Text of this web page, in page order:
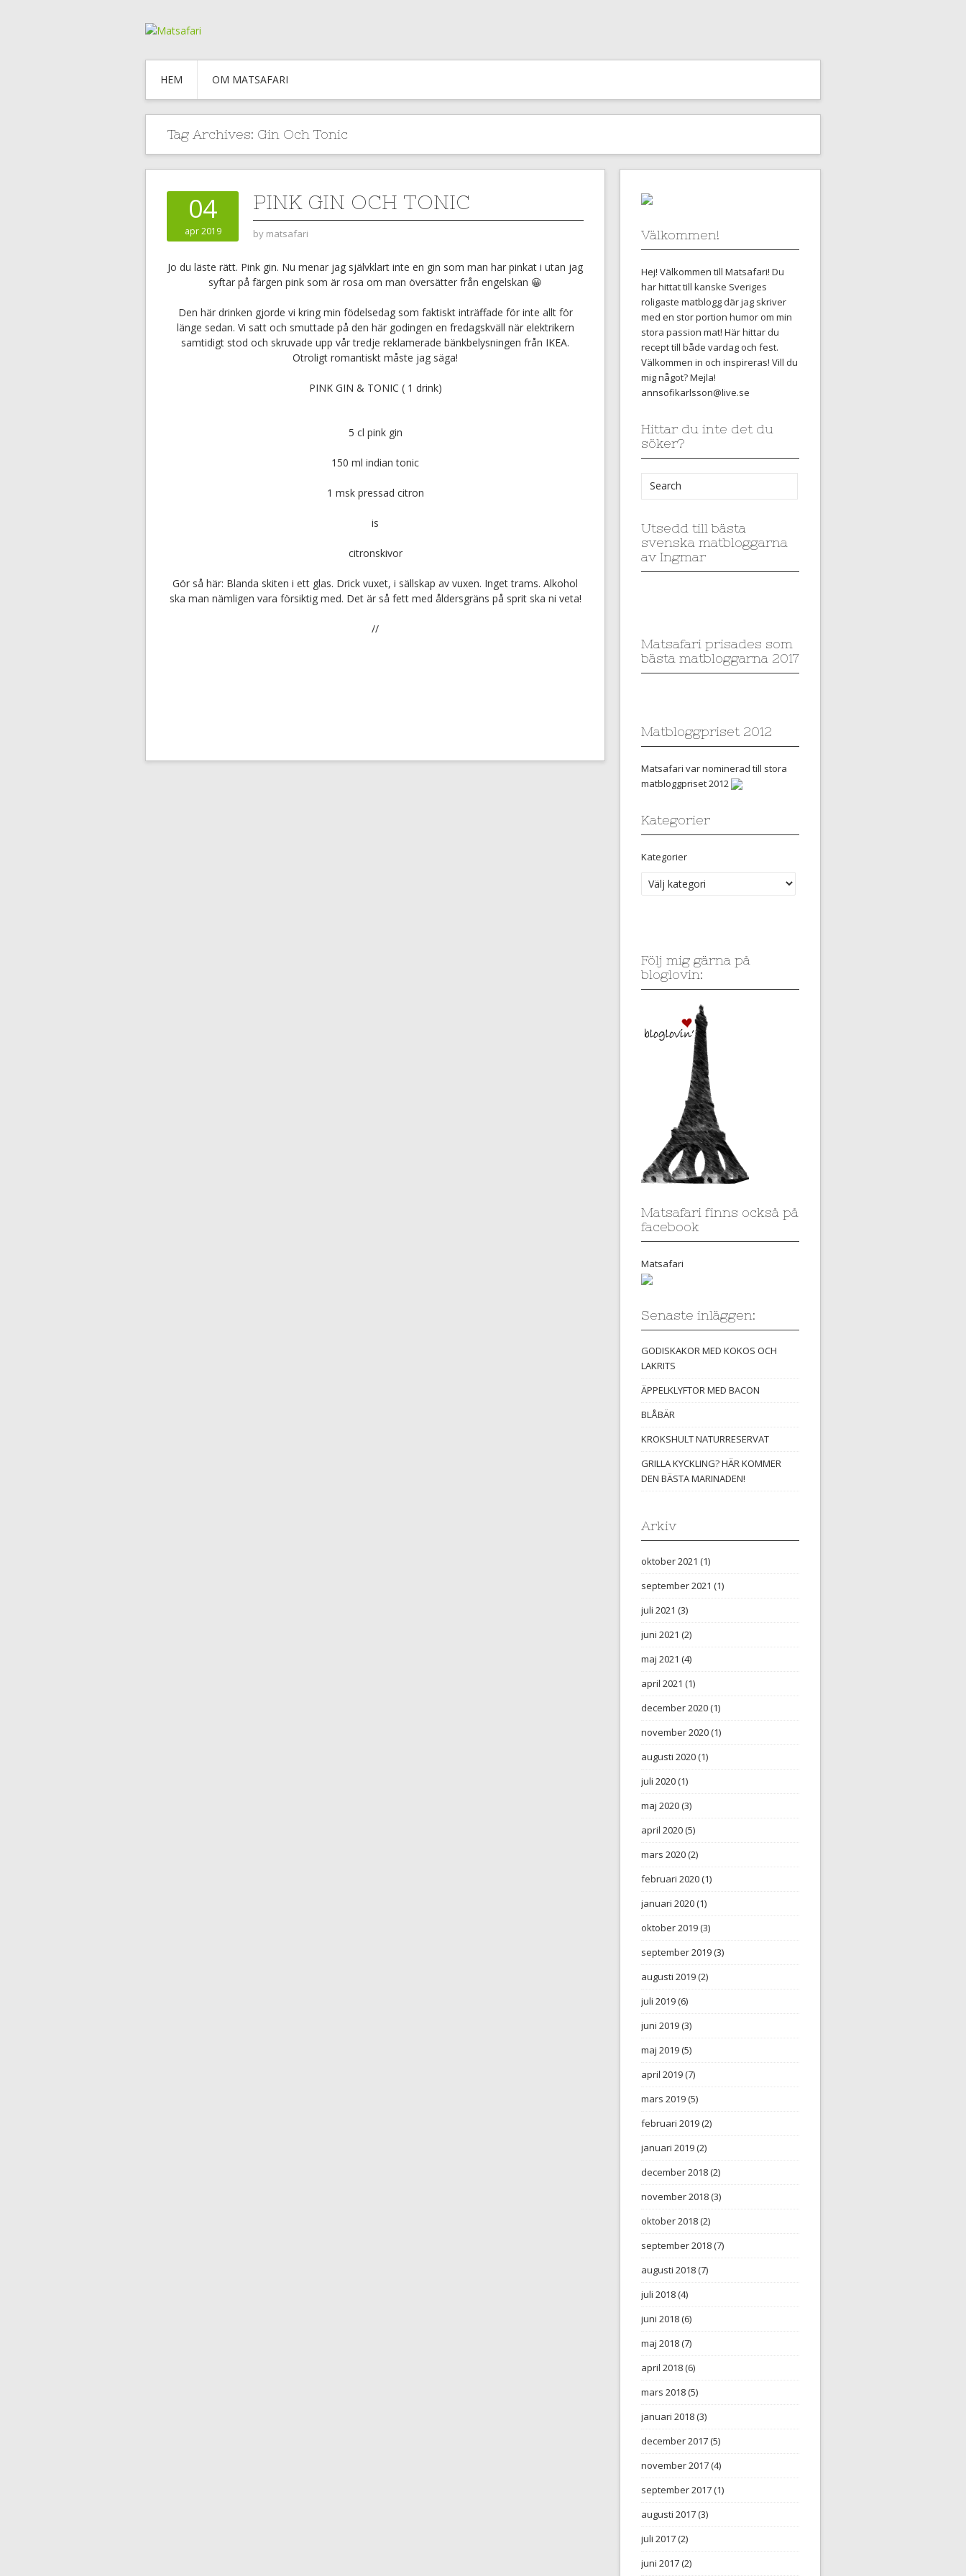
HEM OM MATSAFARI
Tag Archives: Gin Och Tonic
04
apr 2019
PINK GIN OCH TONIC
by matsafari
Jo du läste rätt. Pink gin. Nu menar jag självklart inte en gin som man har pinkat i utan jag
syftar på färgen pink som är rosa om man översätter från engelskan 😀
Den här drinken gjorde vi kring min födelsedag som faktiskt inträffade för inte allt för
länge sedan. Vi satt och smuttade på den här godingen en fredagskväll när elektrikern
samtidigt stod och skruvade upp vår tredje reklamerade bänkbelysningen från IKEA.
Otroligt romantiskt måste jag säga!
PINK GIN & TONIC ( 1 drink)
5 cl pink gin
150 ml indian tonic
1 msk pressad citron
is
citronskivor
Gör så här: Blanda skiten i ett glas. Drick vuxet, i sällskap av vuxen. Inget trams. Alkohol
ska man nämligen vara försiktig med. Det är så fett med åldersgräns på sprit ska ni veta!
//
Välkommen!
Hej! Välkommen till Matsafari! Du
har hittat till kanske Sveriges
roligaste matblogg där jag skriver
med en stor portion humor om min
stora passion mat! Här hittar du
recept till både vardag och fest.
Välkommen in och inspireras! Vill du
mig något? Mejla!
annsofikarlsson@live.se
Hittar du inte det du
söker?
Utsedd till bästa
svenska matbloggarna
av Ingmar
Matsafari prisades som
bästa matbloggarna 2017
Matbloggpriset 2012
Matsafari var nominerad till stora
matbloggpriset 2012
Kategorier
Kategorier
Följ mig gärna på
bloglovin:
Matsafari finns också på
facebook
Matsafari
Senaste inläggen:
GODISKAKOR MED KOKOS OCH
LAKRITS
ÄPPELKLYFTOR MED BACON
BLÅBÄR
KROKSHULT NATURRESERVAT
GRILLA KYCKLING? HÄR KOMMER
DEN BÄSTA MARINADEN!
Arkiv
oktober 2021 (1)
september 2021 (1)
juli 2021 (3)
juni 2021 (2)
maj 2021 (4)
april 2021 (1)
december 2020(1)
november 2020(1)
augusti 2020(1)
juli 2020(1)
maj 2020(3)
april 2020(5)
mars 2020(2)
februari 2020(1)
januari 2020(1)
oktober 2019(3)
september 2019(3)
augusti 2019(2)
juli 2019(6)
juni 2019(3)
maj 2019(5)
april 2019(7)
mars 2019(5)
februari 2019(2)
januari 2019(2)
december 2018(2)
november 2018(3)
oktober 2018(2)
september 2018(7)
augusti 2018(7)
juli 2018(4)
juni 2018(6)
maj 2018(7)
april 2018(6)
mars 2018(5)
januari 2018(3)
december 2017(5)
november 2017(4)
september 2017(1)
augusti 2017(3)
juli 2017(2)
juni 2017(2)